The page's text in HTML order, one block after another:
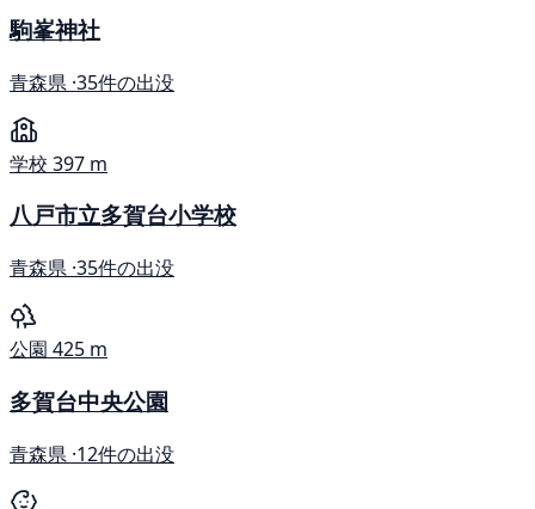
駒峯神社
青森県 ·35件の出没
学校 397 m
八戸市立多賀台小学校
青森県 ·35件の出没
公園 425 m
多賀台中央公園
青森県 ·12件の出没